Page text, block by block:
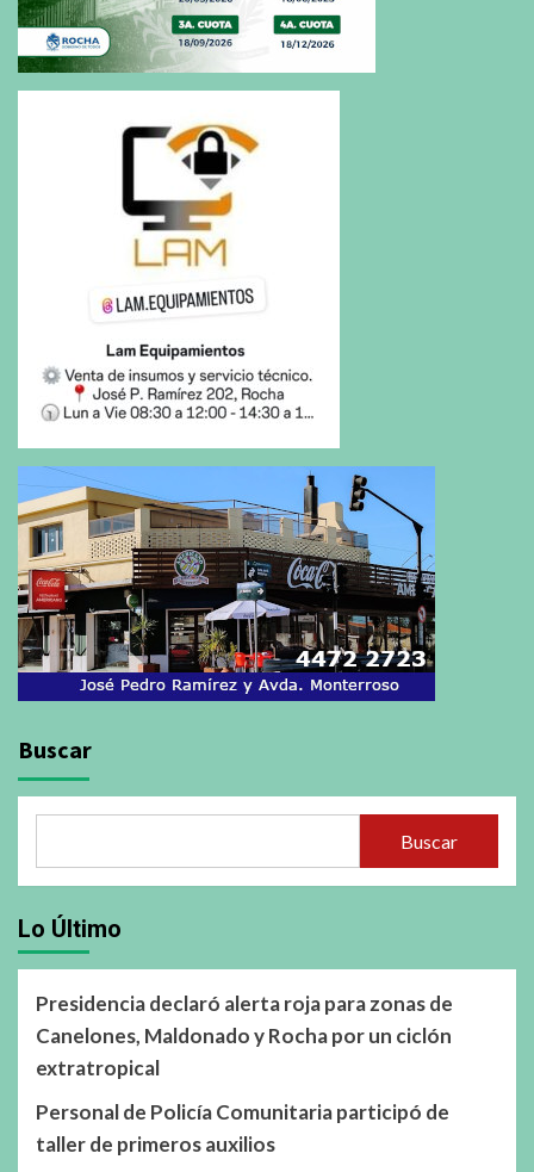
Buscar
Buscar
Lo Último
Presidencia declaró alerta roja para zonas de
Canelones, Maldonado y Rocha por un ciclón
extratropical
Personal de Policía Comunitaria participó de
taller de primeros auxilios